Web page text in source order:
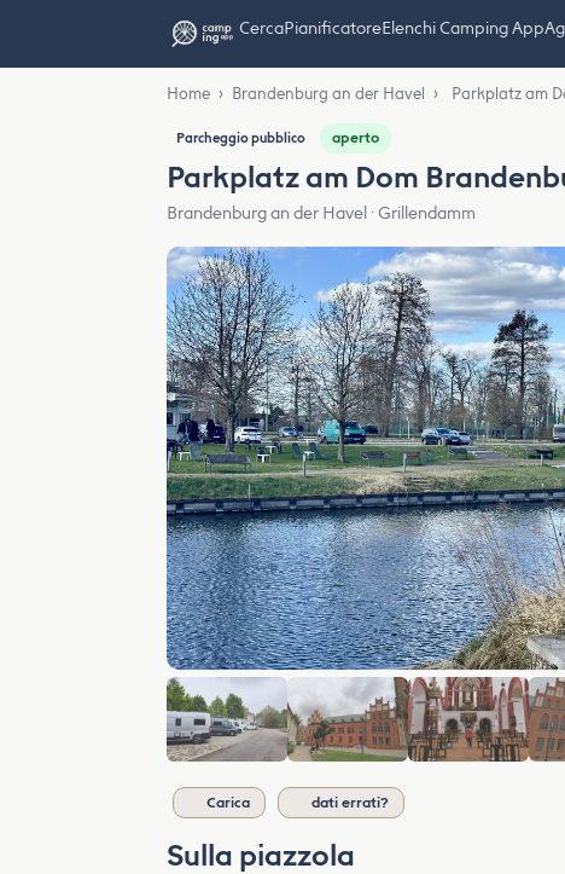
CercaPianificatoreElenchi Camping App
Home › Brandenburg an der Havel › Parkplatz am
Parcheggio pubblico aperto
Parkplatz am Dom
Brandenburg an der Havel · Grillendamm
Carica dati errati?
Sulla piazzola